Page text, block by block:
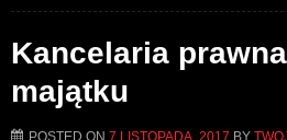
Kancelaria
majątku